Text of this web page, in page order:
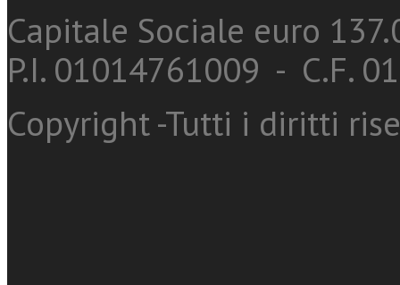
Capitale Sociale euro
P.I. 01014761009 - C.F.
Copyright -Tutti i diritti